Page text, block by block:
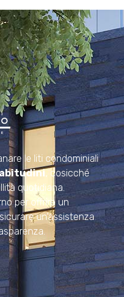
le liti condominiali
, cosicché
quotidiana.
per offrire un
un’assistenza